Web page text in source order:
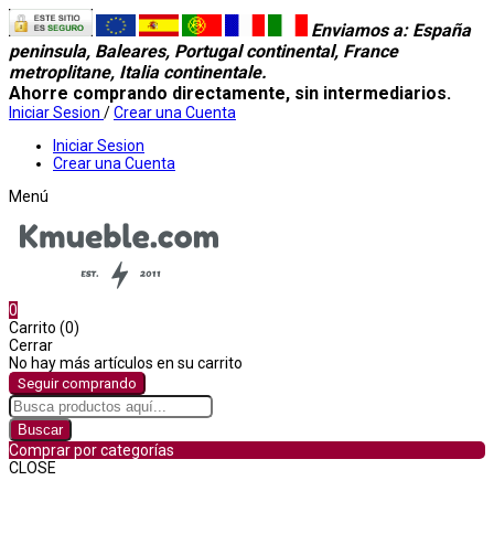
Enviamos a: España
peninsula, Baleares, Portugal continental, France
metroplitane, Italia continentale.
Ahorre comprando directamente, sin intermediarios.
Iniciar Sesion /Crear una Cuenta
Iniciar Sesion
Crear una Cuenta
Menú
0
Carrito (0)
Cerrar
No hay más artículos en su carrito
Seguir comprando
Buscar
Comprar por categorías
CLOSE